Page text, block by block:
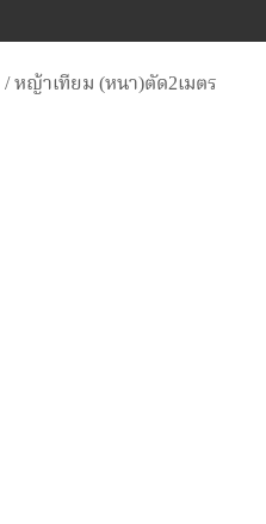
/ หญ้าเทียม (หนา)ตัด2เมตร